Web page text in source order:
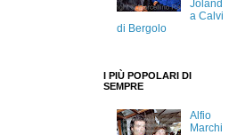
Joland
a Calvi
di Bergolo
I PIÙ POPOLARI DI
SEMPRE
Alfio
Marchi